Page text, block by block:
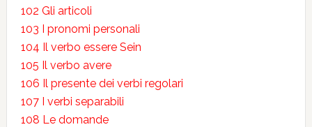
102 Gli articoli
103 I pronomi personali
104 Il verbo essere Sein
105 Il verbo avere
106 Il presente dei verbi regolari
107 I verbi separabili
108 Le domande